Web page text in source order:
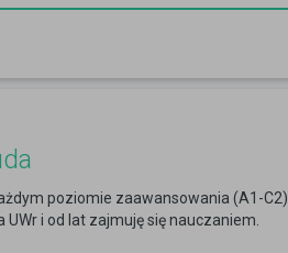
poziomie zaawansowania (A1-C2).
i od lat zajmuję się nauczaniem.